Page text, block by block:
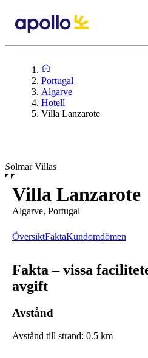
Portugal
Algarve
Hotell
Villa Lanzarote
Solmar Villas
Villa Lanzarote
Algarve, Portugal
ÖversiktFaktaKundomdömen
Fakta – vissa
avgift
Avstånd
Avstånd till strand: 0.5 km